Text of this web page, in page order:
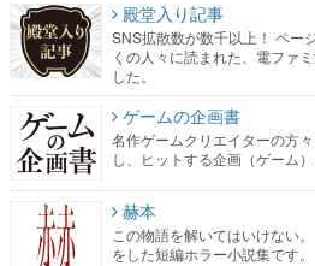
殿堂入り記事
SNS拡散数が数千以上！ ペー
くの人々に読まれた、電ファ
した。
ゲームの企画書
名作ゲームクリエイターの方
し、ヒットする企画（ゲーム
赫本
この物語を解いてはいけない
をした短編ホラー小説集です。